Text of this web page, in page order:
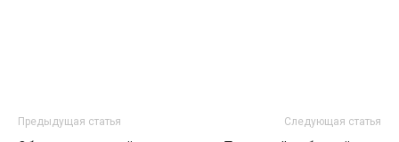
Предыдущая статья Следующая статья